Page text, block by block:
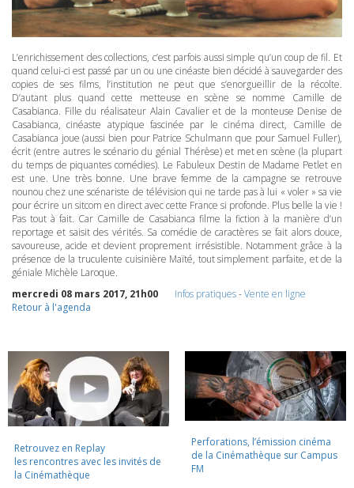
L’enrichissement des collections, c’est parfois aussi simple qu’un coup de fil. Et
quand celui-ci est passé par un ou une cinéaste bien décidé à sauvegarder des
copies de ses films, l’institution ne peut que s’enorgueillir de la récolte.
D’autant plus quand cette metteuse en scène se nomme Camille de
Casabianca. Fille du réalisateur Alain Cavalier et de la monteuse Denise de
Casabianca, cinéaste atypique fascinée par le cinéma direct, Camille de
Casabianca joue (aussi bien pour Patrice Schulmann que pour Samuel Fuller),
écrit (entre autres le scénario du génial Thérèse) et met en scène (la plupart
du temps de piquantes comédies). Le Fabuleux Destin de Madame Petlet en
est une. Une très bonne. Une brave femme de la campagne se retrouve
nounou chez une scénariste de télévision qui ne tarde pas à lui « voler » sa vie
pour écrire un sitcom en direct avec cette France si profonde. Plus belle la vie !
Pas tout à fait. Car Camille de Casabianca filme la fiction à la manière d’un
reportage et saisit des vérités. Sa comédie de caractères se fait alors douce,
savoureuse, acide et devient proprement irrésistible. Notamment grâce à la
présence de la truculente cuisinière Maïté, tout simplement parfaite, et de la
géniale Michèle Laroque.
mercredi 08 mars 2017, 21h00
Infos pratiques-Vente en ligne
Retour à l'agenda
Retrouvez en Replay
les rencontres avec les invités de
la Cinémathèque
Perforations, l’émission cinéma
de la Cinémathèque sur Campus
FM